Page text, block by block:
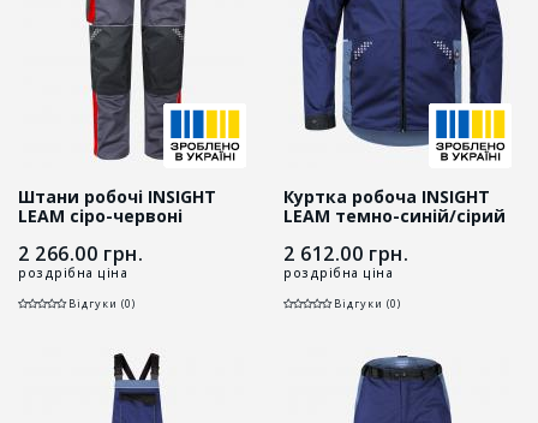
Штани робочі INSIGHT
LEAM сіро-червоні
2 266.00 грн.
роздрібна ціна
Відгуки (0)
Куртка робоча INSIGHT
LEAM темно-синій/сірий
2 612.00 грн.
роздрібна ціна
Відгуки (0)